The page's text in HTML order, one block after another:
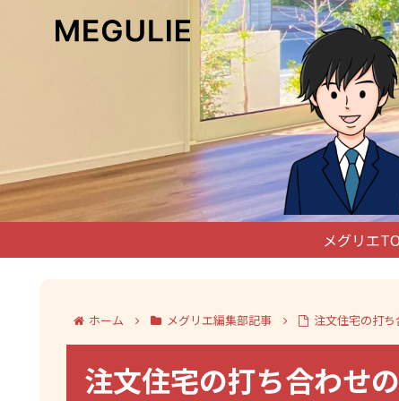
メグリエ
ホーム メグリエ編集部記事 注文住宅の打
注文住宅の打ち合わせ